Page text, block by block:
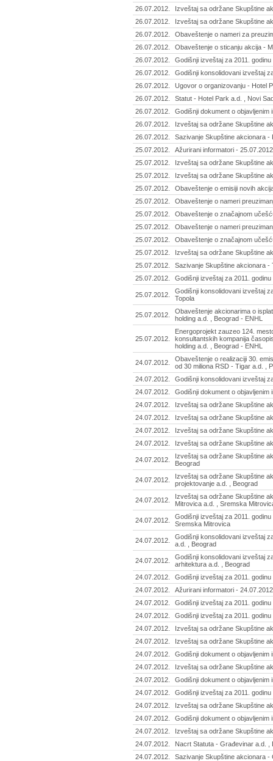
26.07.2012.
Izveštaj sa održane Skupštine
26.07.2012.
Izveštaj sa održane Skupštine
26.07.2012.
Obaveštenje o nameri za
26.07.2012.
Obaveštenje o sticanju akcija -
26.07.2012.
Godišnji izveštaj za 2011.
26.07.2012.
Godišnji konsolidovani izveštaj
26.07.2012.
Ugovor o organizovanju - Hotel
26.07.2012.
Statut - Hotel Park a.d. , Novi
26.07.2012.
Godišnji dokument o objavljenim
26.07.2012.
Izveštaj sa održane Skupštine
26.07.2012.
Sazivanje Skupštine akcionara -
25.07.2012.
Ažurirani informatori - 25.07.2012
25.07.2012.
Izveštaj sa održane Skupštine
25.07.2012.
Izveštaj sa održane Skupštine
25.07.2012.
Obaveštenje o emisiji novih
25.07.2012.
Obaveštenje o nameri
25.07.2012.
Obaveštenje o značajnom
25.07.2012.
Obaveštenje o nameri
25.07.2012.
Obaveštenje o značajnom
25.07.2012.
Izveštaj sa održane Skupštine
25.07.2012.
Sazivanje Skupštine akcionara -
25.07.2012.
Godišnji izveštaj za 2011.
25.07.2012.
Godišnji konsolidovani izveštaj
Topola
25.07.2012.
Obaveštenje akcionarima o
holding a.d. , Beograd - ENHL
25.07.2012.
Energoprojekt zauzeo 124.
konsultantskih kompanija
holding a.d. , Beograd - ENHL
24.07.2012.
Obaveštenje o realizaciji 30.
od 30 miliona RSD - Tigar a.d. ,
24.07.2012.
Godišnji konsolidovani izveštaj
24.07.2012.
Godišnji dokument o
24.07.2012.
Izveštaj sa održane Skupštine
24.07.2012.
Izveštaj sa održane Skupštine
24.07.2012.
Izveštaj sa održane Skupštine
24.07.2012.
Izveštaj sa održane Skupštine
24.07.2012.
Izveštaj sa održane Skupštine
Beograd
24.07.2012.
Izveštaj sa održane Skupštine
projektovanje a.d. , Beograd
24.07.2012.
Izveštaj sa održane Skupštine
Mitrovica a.d. , Sremska
24.07.2012.
Godišnji izveštaj za 2011.
Sremska Mitrovica
24.07.2012.
Godišnji konsolidovani izveštaj
a.d. , Beograd
24.07.2012.
Godišnji konsolidovani izveštaj
arhitektura a.d. , Beograd
24.07.2012.
Godišnji izveštaj za 2011.
24.07.2012.
Ažurirani informatori - 24.07.2012
24.07.2012.
Godišnji izveštaj za 2011.
24.07.2012.
Godišnji izveštaj za 2011.
24.07.2012.
Izveštaj sa održane Skupštine
24.07.2012.
Izveštaj sa održane Skupštine
24.07.2012.
Godišnji dokument o objavljenim
24.07.2012.
Izveštaj sa održane Skupštine
24.07.2012.
Godišnji dokument o
24.07.2012.
Godišnji izveštaj za 2011.
24.07.2012.
Izveštaj sa održane Skupštine
24.07.2012.
Godišnji dokument o
24.07.2012.
Izveštaj sa održane Skupštine
24.07.2012.
Nacrt Statuta - Građevinar a.d. ,
24.07.2012.
Sazivanje Skupštine akcionara -